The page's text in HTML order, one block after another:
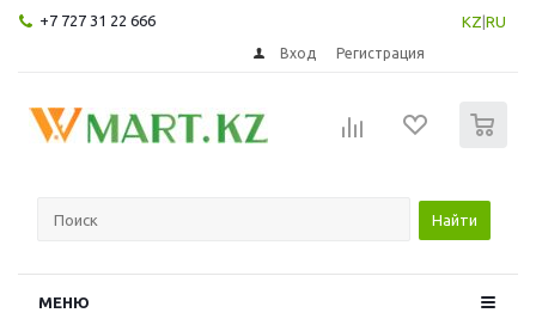
+7 727 31 22 666 KZ RU
Вход Регистрация
Найти
МЕНЮ